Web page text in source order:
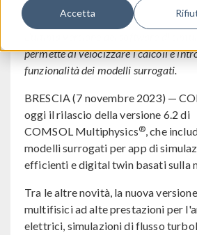
Accetta
L'ultima versione del software di
permette di velocizzare i calcoli e
funzionalità dei modelli surrogati.
BRESCIA (7 novembre 2023) —
oggi il rilascio della versione 6.2 di
COMSOL Multiphysics®, che
modelli surrogati per app di
efficienti e digital twin basati sulla
Tra le altre novità, la nuova
multifisici ad alte prestazioni per
elettrici, simulazioni di flusso